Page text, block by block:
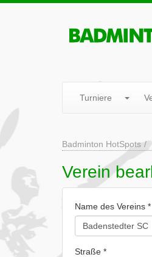
Turniere
Badminton HotSpots
Verein
Name des Vereins *
Straße *